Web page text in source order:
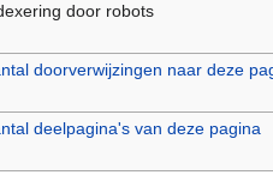
door robots
doorverwijzingen naar deze
deelpagina's van deze pagina